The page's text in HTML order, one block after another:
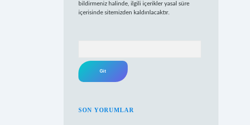
bildirmeniz halinde, ilgili içerikler yasal süre
içerisinde sitemizden kaldırılacaktır.
SON YORUMLAR